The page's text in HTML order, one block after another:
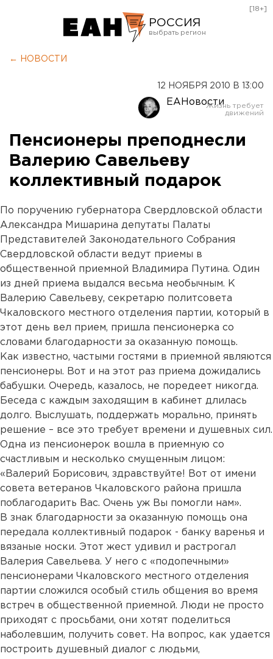
РОССИЯ
Оренбург
[18+]
← НОВОСТИ
12 НОЯБРЯ 2010 В 13:00
ЕАНовости
Пенсионеры преподнесли
Валерию Савельеву
коллективный подарок
По поручению губернатора Свердловской области
Александра Мишарина депутаты Палаты
Представителей Законодательного Собрания
Свердловской области ведут приемы в
общественной приемной Владимира Путина. Один
из дней приема выдался весьма необычным. К
Валерию Савельеву, секретарю политсовета
Чкаловского местного отделения партии, который в
этот день вел прием, пришла пенсионерка со
словами благодарности за оказанную помощь.
Как известно, частыми гостями в приемной являются
пенсионеры. Вот и на этот раз приема дожидались
бабушки. Очередь, казалось, не поредеет никогда.
Беседа с каждым заходящим в кабинет длилась
долго. Выслушать, поддержать морально, принять
решение – все это требует времени и душевных сил.
Одна из пенсионерок вошла в приемную со
счастливым и несколько смущенным лицом:
«Валерий Борисович, здравствуйте! Вот от имени
совета ветеранов Чкаловского района пришла
поблагодарить Вас. Очень уж Вы помогли нам».
В знак благодарности за оказанную помощь она
передала коллективный подарок - банку варенья и
вязаные носки. Этот жест удивил и растрогал
Валерия Савельева. У него с «подопечными»
пенсионерами Чкаловского местного отделения
партии сложился особый стиль общения во время
встреч в общественной приемной. Люди не просто
приходят с просьбами, они хотят поделиться
наболевшим, получить совет. На вопрос, как удается
построить душевный диалог с людьми,